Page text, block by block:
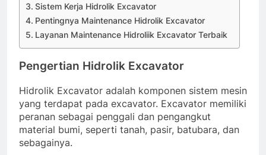
Sistem Kerja Hidrolik Excavator
Pentingnya Maintenance Hidrolik Excavator
Layanan Maintenance Hidroliik Excavator Terbaik
Pengertian Hidrolik Excavator
Hidrolik Excavator adalah komponen sistem mesin
yang terdapat pada excavator. Excavator memiliki
peranan sebagai penggali dan pengangkut
material bumi, seperti tanah, pasir, batubara, dan
sebagainya.